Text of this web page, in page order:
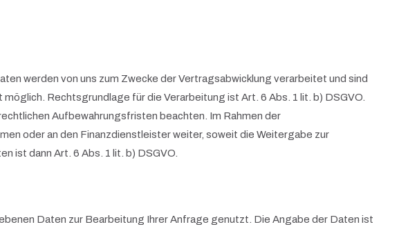
werden von uns zum Zwecke der Vertragsabwicklung verarbeitet und sind
Rechtsgrundlage für die Verarbeitung ist Art. 6 Abs. 1 lit. b) DSGVO.
Aufbewahrungsfristen beachten. Im Rahmen der
oder an den Finanzdienstleister weiter, soweit die Weitergabe zur
ist dann Art. 6 Abs. 1 lit. b) DSGVO.
Daten zur Bearbeitung Ihrer Anfrage genutzt. Die Angabe der Daten ist